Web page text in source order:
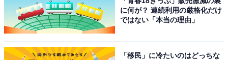
に何が？ 連続利用の厳格化だけ
ではない「本当の理由」
「移民」に冷たいのはどっちな